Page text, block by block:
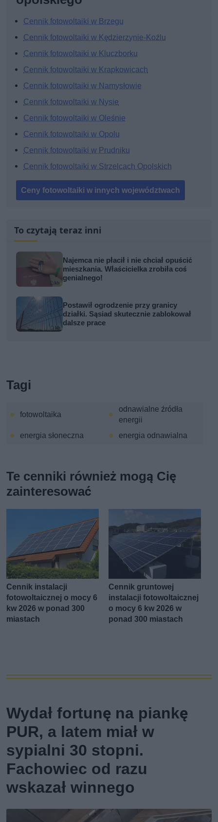
Cennik fotowoltaiki w Brzegu
Cennik fotowoltaiki w Kędzierzynie-Koźlu
Cennik fotowoltaiki w Kluczborku
Cennik fotowoltaiki w Krapkowicach
Cennik fotowoltaiki w Namysłowie
Cennik fotowoltaiki w Nysie
Cennik fotowoltaiki w Oleśnie
Cennik fotowoltaiki w Opolu
Cennik fotowoltaiki w Prudniku
Cennik fotowoltaiki w Strzelcach Opolskich
Ceny fotowoltaiki w innych województwach
To czytają teraz inni
Najemca nie płacił i nie chciał opuścić
mieszkania. Właścicielka zrobiła coś
genialnego!
Postawił ogrodzenie przy granicy
działki. Sąsiad skutecznie zablokował
dalsze prace
Tagi
fotowoltaika
odnawialne źródła
energii
energia słoneczna
energia odnawialna
Te cenniki również mogą Cię
zainteresować
Cennik instalacji
fotowoltaicznej o mocy 6
kw 2026 w ponad 300
miastach
Cennik gruntowej
instalacji fotowoltaicznej
o mocy 6 kw 2026 w
ponad 300 miastach
Wydał fortunę na piankę
PUR, a latem miał w
sypialni 30 stopni.
Fachowiec od razu
wskazał winnego